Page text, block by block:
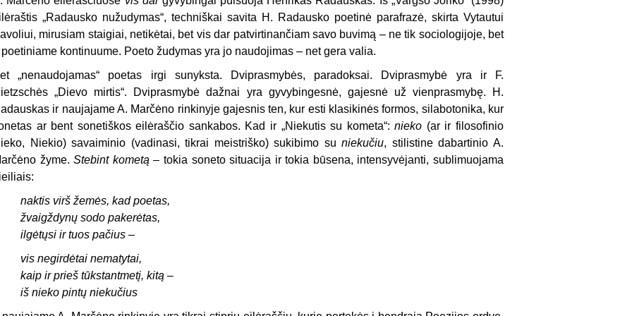
„Radausko nužudymas“, techniškai savita H. Radausko poetinė parafrazė, skirta Vytautui
mirusiam staigiai, netikėtai, bet vis dar patvirtinančiam savo buvimą – ne tik sociologijoje, bet
poetiniame kontinuume. Poeto žudymas yra jo naudojimas – net gera valia.
„nenaudojamas“ poetas irgi sunyksta. Dviprasmybės, paradoksai. Dviprasmybė yra ir F.
„Dievo mirtis“. Dviprasmybė dažnai yra gyvybingesnė, gajesnė už vienprasmybę. H.
ir naujajame A. Marčėno rinkinyje gajesnis ten, kur esti klasikinės formos, silabotonika, kur
ar bent sonetiškos eilėraščio sankabos. Kad ir „Niekutis su kometa“:nieko (ar ir filosofinio
Niekio) savaiminio (vadinasi, tikrai meistriško) sukibimo suniekučiu, stilistine dabartinio A.
žyme.Stebint kometą– tokia soneto situacija ir tokia būsena, intensyvėjanti, sublimuojama
naktis virš žemės, kad poetas,
žvaigždynų sodo pakerėtas,
ilgėtųsi ir tuos pačius –
vis negirdėtai nematytai,
kaip ir prieš tūkstantmetį, kitą –
iš nieko pintų niekučius